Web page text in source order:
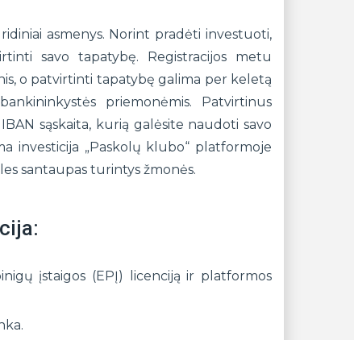
asmenys. Norint pradėti investuoti,
savo tapatybę. Registracijos metu
o patvirtinti tapatybę galima per keletą
priemonėmis. Patvirtinus
sąskaita, kurią galėsite naudoti savo
investicija „Paskolų klubo“ platformoje
santaupas turintys žmonės.
įstaigos (EPĮ) licenciją ir platformos